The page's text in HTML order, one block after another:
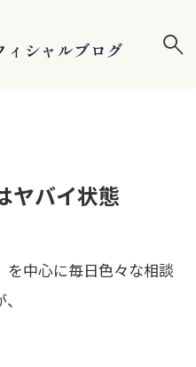
ィシャルブログ
ヤバイ状態
を中心に毎日色々な相談